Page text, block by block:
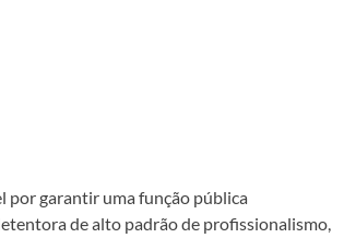
por garantir uma função pública
de alto padrão de profissionalismo,